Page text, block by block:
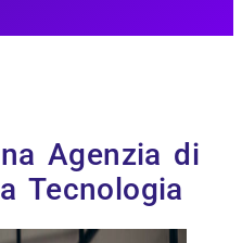
Agenzia di
Tecnologia